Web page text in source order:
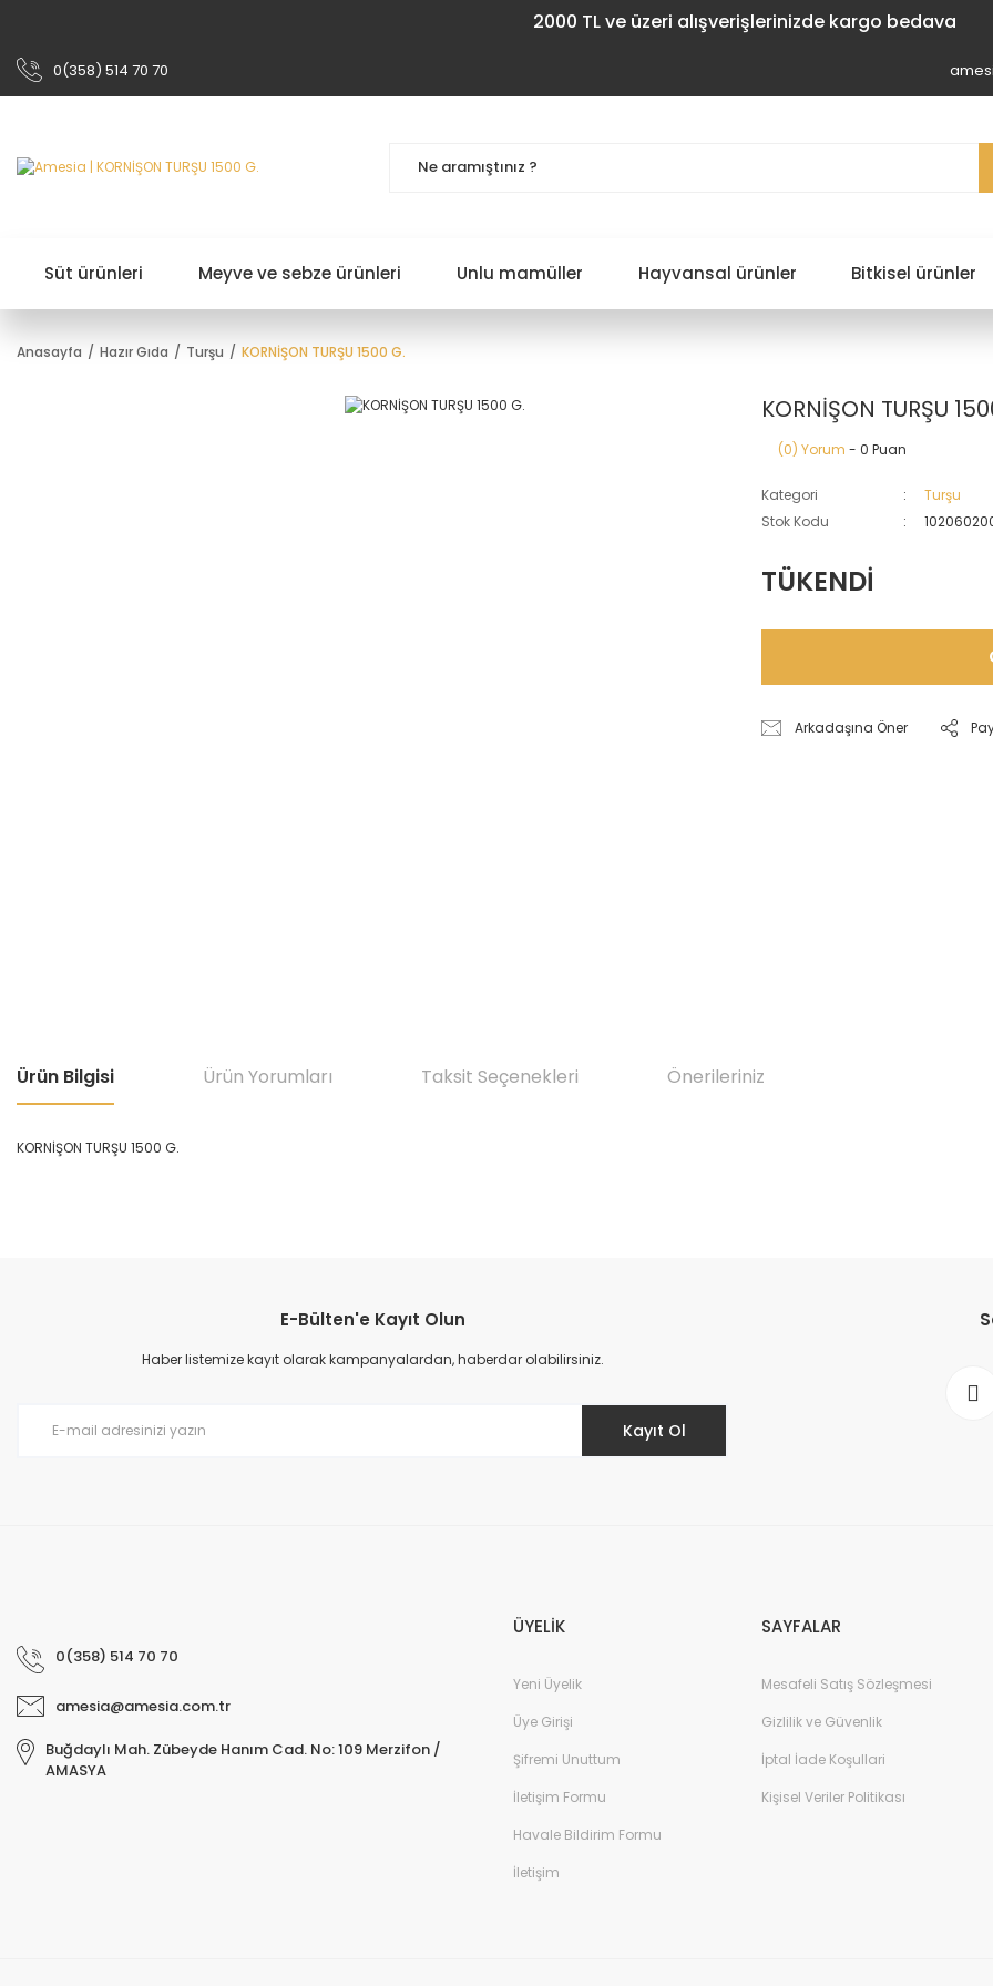
2000 TL ve üzeri alışverişlerinizde kargo bedava
0(358) 514 70 70
Süt ürünleri Meyve ve sebze ürünleri Unlu mamüller Hayvansal ürünler Bitkisel ürünler
Anasayfa Hazır Gıda Turşu KORNİŞON TURŞU 1500 G.
KORNİŞON TURŞU
(0) Yorum - 0 Puan
Kategori
Turşu
Stok Kodu
TÜKENDİ
Arkadaşına Öner
Ürün Bilgisi Ürün Yorumları Taksit Seçenekleri Önerileriniz
KORNİŞON TURŞU 1500 G.
Ürün resmi kalitesiz, bozuk veya görüntülenemiyor.
Ürün açıklamasında eksik bilgiler bulunuyor.
E-Bülten'e Kayıt Olun
Haber listemize kayıt olarak kampanyalardan, haberdar olabilirsiniz.
Kayıt Ol
0(358) 514 70 70
amesia@amesia.com.tr
Buğdaylı Mah. Zübeyde Hanım Cad. No: 109 Merzifon /
AMASYA
ÜYELİK
Yeni Üyelik
Üye Girişi
Şifremi Unuttum
İletişim Formu
Havale Bildirim Formu
İletişim
SAYFALAR
Mesafeli Satış Sözleşmesi
Gizlilik ve Güvenlik
İptal İade Koşullari
Kişisel Veriler Politikası